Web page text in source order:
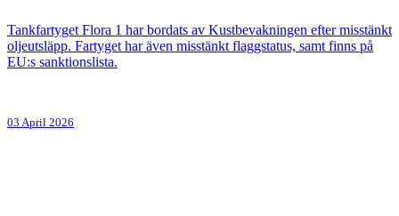
Tankfartyget Flora 1 har bordats av Kustbevakningen efter misstänkt
oljeutsläpp. Fartyget har även misstänkt flaggstatus, samt finns på
EU:s sanktionslista.
03 April 2026